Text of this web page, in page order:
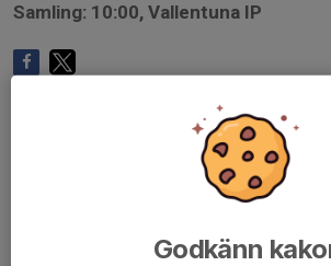
Samling: 10:00, Vallentuna IP
Godkänn